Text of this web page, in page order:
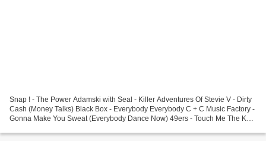
Snap ! - The Power Adamski with Seal - Killer Adventures Of Stevie V - Dirty
Cash (Money Talks) Black Box - Everybody Everybody C + C Music Factory -
Gonna Make You Sweat (Everybody Dance Now) 49ers - Touch Me The KLF